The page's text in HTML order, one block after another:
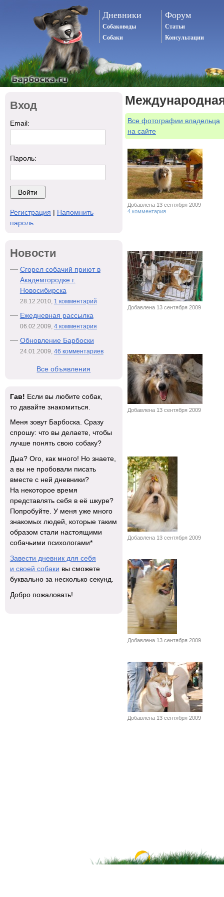
Дневники
Собаководы
Собаки
Форум
Статьи
Консультации
Все фотографии владельца
на сайте
Добавлена 13 сентября 2009
4 комментария
Добавлена 13 сентября 2009
Добавлена 13 сентября 2009
Добавлена 13 сентября 2009
Добавлена 13 сентября 2009
Добавлена 13 сентября 2009
Вход
Email:
Пароль:
Регистрация | Напомнить
пароль
Новости
Сгорел собачий приют в
Академгородке г.
Новосибирска
28.12.2010, 1 комментарий
Ежедневная рассылка
06.02.2009, 4 комментария
Обновление Барбоски
24.01.2009, 46 комментариев
Все объявления
Гав! Если вы любите собак,
то давайте знакомиться.
Меня зовут Барбоска. Сразу
спрошу: что вы делаете, чтобы
лучше понять свою собаку?
Дыа? Ого, как много! Но знаете,
а вы не пробовали писать
вместе с ней дневники?
На некоторое время
представлять себя в её шкуре?
Попробуйте. У меня уже много
знакомых людей, которые таким
образом стали настоящими
собачьими психологами*
Завести дневник для себя
и своей собаки вы сможете
буквально за несколько секунд.
Добро пожаловать!